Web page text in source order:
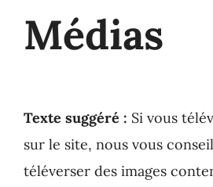
Médias
Texte suggéré : Si vous
sur le site, nous vous
téléverser des images